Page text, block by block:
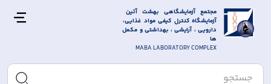
مجتمع آزمایشگاهی بهشت آئین
آزمایشگاه کنترل کیفی مواد غذایی،
دارویی ، آرایشی ، بهداشتی و مکمل
ها
MABA LABORATORY COMPLEX